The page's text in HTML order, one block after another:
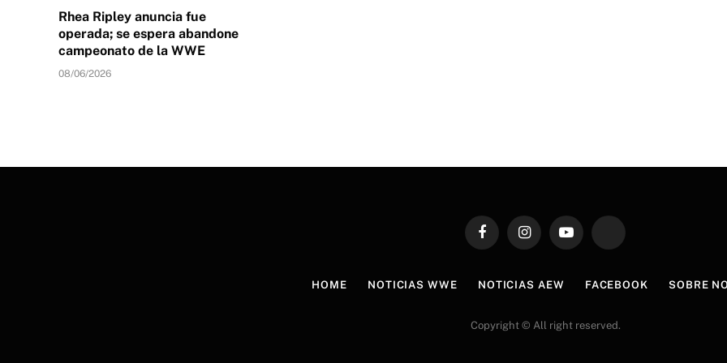
Rhea Ripley anuncia fue
operada; se espera abandone
campeonato de la WWE
08/06/2026
FacebookInstagramYouTube TikTok
HOME NOTICIAS WWE NOTICIAS AEW FACEBOOK SOBRE
Copyright © All right reserved.